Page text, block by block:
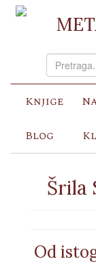
Knjige
Blog
Šrila
Od